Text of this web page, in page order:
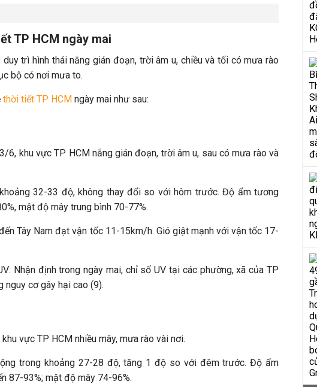
TP HCM ngày mai
duy trì hình thái nắng gián đoạn, trời âm u, chiều và tối có mưa rào
bộ có nơi mưa to.
thời tiết TP HCM ngày mai như sau:
6, khu vực TP HCM nắng gián đoạn, trời âm u, sau có mưa rào và
32-33 độ, không thay đổi so với hôm trước. Độ ẩm tương
mật độ mây trung bình 70-77%.
Tây Nam đạt vận tốc 11-15km/h. Gió giật mạnh với vận tốc 17-
Nhận định trong ngày mai, chỉ số UV tại các phường, xã của TP
nguy cơ gây hại cao (9).
vực TP HCM nhiều mây, mưa rào vài nơi.
trong khoảng 27-28 độ, tăng 1 độ so với đêm trước. Độ ẩm
87-93%; mật độ mây 74-96%.